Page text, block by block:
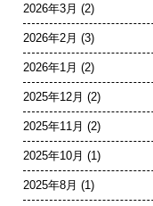
2026年3月 (2)
2026年2月 (3)
2026年1月 (2)
2025年12月 (2)
2025年11月 (2)
2025年10月 (1)
2025年8月 (1)